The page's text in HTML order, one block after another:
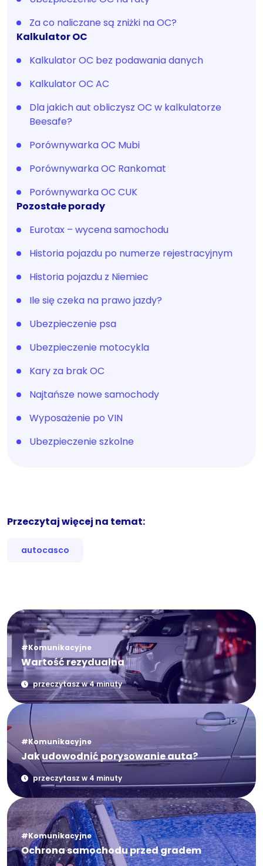
Za co naliczane są zniżki na OC?
Kalkulator OC
Kalkulator OC bez podawania danych
Kalkulator OC AC
Dla jakich aut obliczysz OC w kalkulatorze
Beesafe?
Porównywarka OC Mubi
Porównywarka OC Rankomat
Porównywarka OC CUK
Pozostałe porady
Eurotax – wycena samochodu
Historia pojazdu po numerze rejestracyjnym
Historia pojazdu z Niemiec
Ile się czeka na prawo jazdy?
Ubezpieczenie psa
Ubezpieczenie motocykla
Kary za brak OC
Najtańsze nowe samochody
Wyposażenie po VIN
Ubezpieczenie szkolne
Przeczytaj więcej na temat:
autocasco
#Komunikacyjne
Wartość rezydualna
przeczytasz w 4 minuty
#Komunikacyjne
Jak udowodnić porysowanie auta?
przeczytasz w 4 minuty
#Komunikacyjne
Ochrona samochodu przed gradem